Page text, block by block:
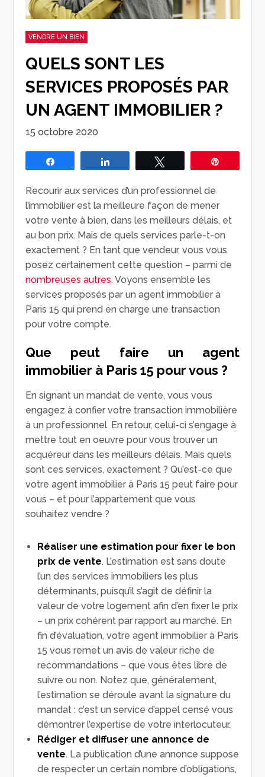
VENDRE UN BIEN
QUELS SONT LES
SERVICES PROPOSÉS PAR
UN AGENT IMMOBILIER ?
15 octobre 2020
Recourir aux services d’un professionnel de
l’immobilier est la meilleure façon de mener
votre vente à bien, dans les meilleurs délais, et
au bon prix. Mais de quels services parle-t-on
exactement ? En tant que vendeur, vous vous
posez certainement cette question – parmi de
nombreuses autres. Voyons ensemble les
services proposés par un agent immobilier à
Paris 15 qui prend en charge une transaction
pour votre compte.
Que peut faire un agent
immobilier à Paris 15 pour vous ?
En signant un mandat de vente, vous vous
engagez à confier votre transaction immobilière
à un professionnel. En retour, celui-ci s’engage à
mettre tout en oeuvre pour vous trouver un
acquéreur dans les meilleurs délais. Mais quels
sont ces services, exactement ? Qu’est-ce que
votre agent immobilier à Paris 15 peut faire pour
vous – et pour l’appartement que vous
souhaitez vendre ?
Réaliser une estimation pour fixer le bon
prix de vente. L’estimation est sans doute
l’un des services immobiliers les plus
déterminants, puisqu’il s’agit de définir la
valeur de votre logement afin d’en fixer le prix
– un prix cohérent par rapport au marché. En
fin d’évaluation, votre agent immobilier à Paris
15 vous remet un avis de valeur riche de
recommandations – que vous êtes libre de
suivre ou non. Notez que, généralement,
l’estimation se déroule avant la signature du
mandat : c’est un service d’appel censé vous
démontrer l’expertise de votre interlocuteur.
Rédiger et diffuser une annonce de
vente. La publication d’une annonce suppose
de respecter un certain nombre d’obligations,